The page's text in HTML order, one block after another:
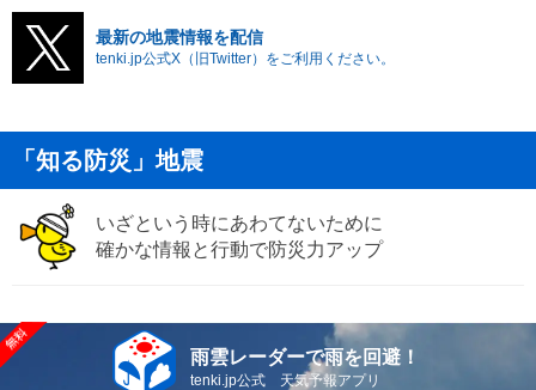
最新の地震情報を配信
tenki.jp公式X（旧Twitter）をご利用ください。
「知る防災」地震
いざという時にあわてないために
確かな情報と行動で防災力アップ
雨雲レーダーで雨を回避！
tenki.jp公式 天気予報アプリ